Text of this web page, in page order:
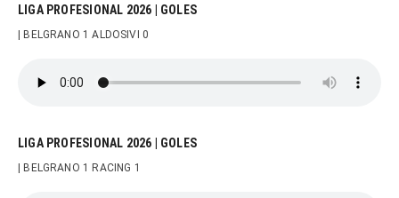
LIGA PROFESIONAL 2026 | GOLES
| BELGRANO 1 ALDOSIVI 0
LIGA PROFESIONAL 2026 | GOLES
| BELGRANO 1 RACING 1